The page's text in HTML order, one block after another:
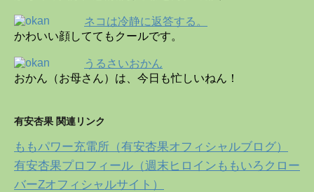
ネコは冷静に返答する。
かわいい顔しててもクールです。
うるさいおかん
おかん（お母さん）は、今日も忙しいねん！
有安杏果 関連リンク
ももパワー充電所（有安杏果オフィシャルブログ）
有安杏果プロフィール（週末ヒロインももいろクロー
バーZオフィシャルサイト）